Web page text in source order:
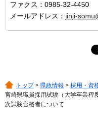
ファクス：0985-32-4450
メールアドレス： jinji-
トップ> 県政情報 > 採用・資
宮崎県職員採用試験（大学卒業程
次試験合格者について